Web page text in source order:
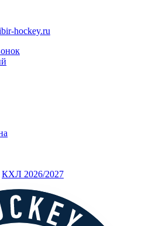
hockey.ru
КХЛ 2026/2027